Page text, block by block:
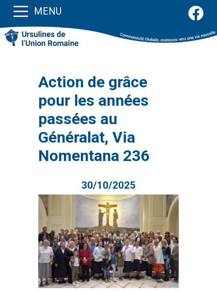
MENU
Action de grâce
pour les années
passées au
Généralat, Via
Nomentana 236
30/10/2025